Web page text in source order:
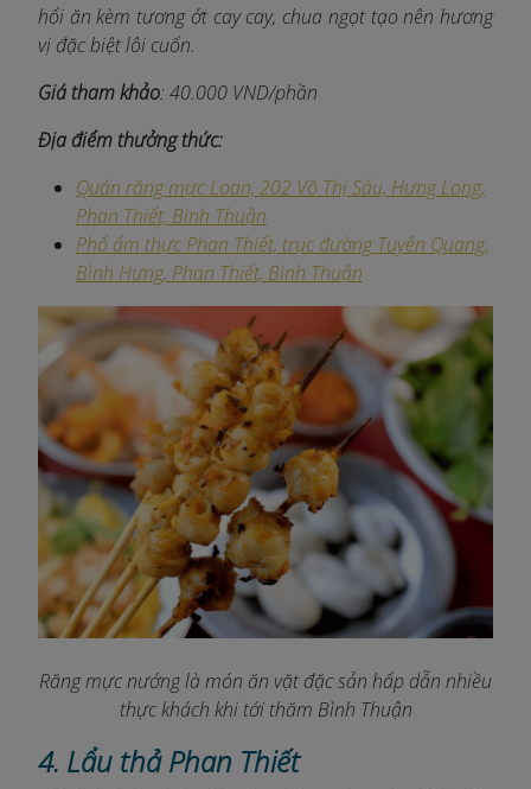
hổi ăn kèm tương ớt cay cay, chua ngọt tạo nên hương
vị đặc biệt lôi cuốn.
Giá tham khảo: 40.000 VND/phần
Địa điểm thưởng thức:
Quán răng mực Loan, 202 Võ Thị Sáu, Hưng Long,
Phan Thiết, Bình Thuận
Phố ẩm thực Phan Thiết, trục đường Tuyên Quang,
Bình Hưng, Phan Thiết, Bình Thuận
Răng mực nướng là món ăn vặt đặc sản hấp dẫn nhiều
thực khách khi tới thăm Bình Thuận
4. Lẩu thả Phan Thiết